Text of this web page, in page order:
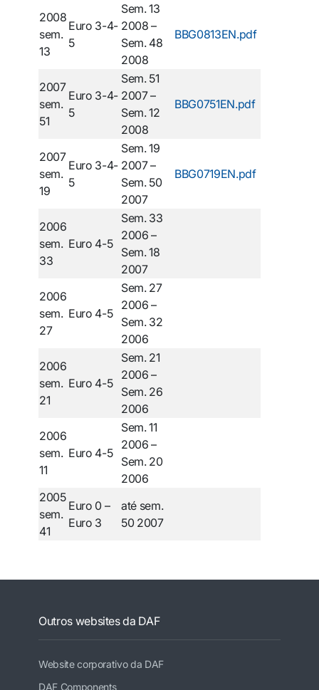
2008
sem.
13
Euro 3-4-
5
Sem. 13
2008 –
Sem. 48
2008
BBG0813EN.pdf
2007
sem.
51
Euro 3-4-
5
Sem. 51
2007 –
Sem. 12
2008
BBG0751EN.pdf
2007
sem.
19
Euro 3-4-
5
Sem. 19
2007 –
Sem. 50
2007
BBG0719EN.pdf
2006
sem.
33
Euro 4-5
Sem. 33
2006 –
Sem. 18
2007
2006
sem.
27
Euro 4-5
Sem. 27
2006 –
Sem. 32
2006
2006
sem.
21
Euro 4-5
Sem. 21
2006 –
Sem. 26
2006
2006
sem.
11
Euro 4-5
Sem. 11
2006 –
Sem. 20
2006
2005
sem.
41
Euro 0 –
Euro 3
até sem.
50 2007
Outros websites da DAF
Website corporativo da DAF
DAF Components